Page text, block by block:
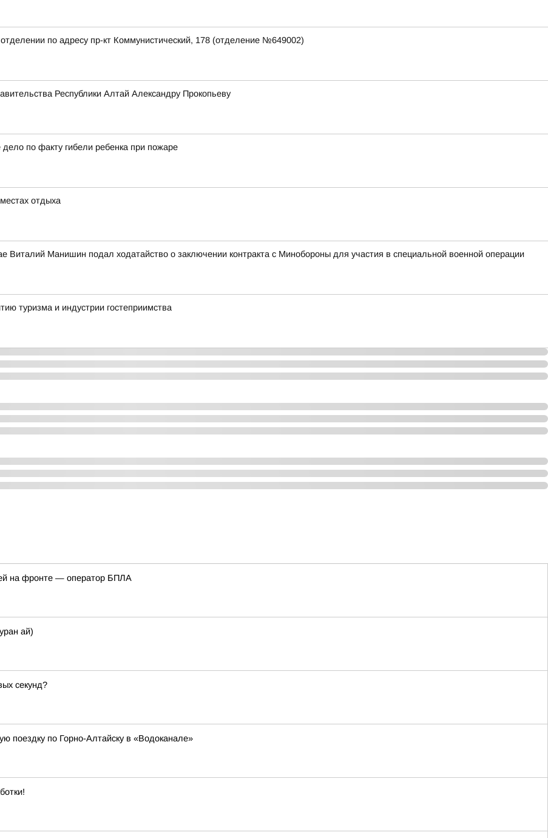
по адресу пр-кт Коммунистический, 178 (отделение №649002)
Республики Алтай Александру Прокопьеву
по факту гибели ребенка при пожаре
отдыха
Виталий Манишин подал ходатайство о заключении контракта с Минобороны для участия в специальной военной операции
туризма и индустрии гостеприимства
на фронте — оператор БПЛА
ай)
секунд?
поездку по Горно-Алтайску в «Водоканале»